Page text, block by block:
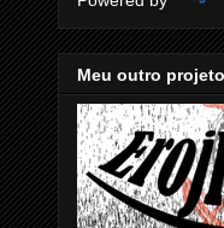
Meu outro